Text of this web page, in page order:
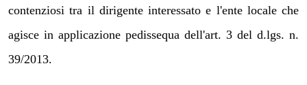
contenziosi tra il dirigente interessato e l'ente locale che
agisce in applicazione pedissequa dell'art. 3 del d.lgs. n.
39/2013.